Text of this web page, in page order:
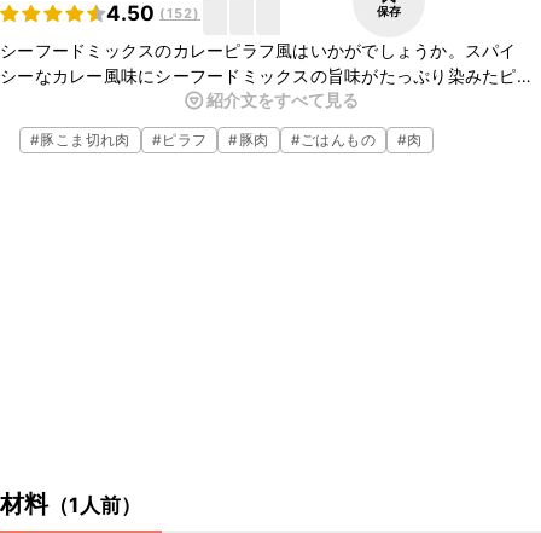
4.50 (152) 保存
シーフードミックスのカレーピラフ風はいかがでしょうか。スパイ
シーなカレー風味にシーフードミックスの旨味がたっぷり染みたピラ
フはとても美味しいですよ。具材がたくさん入っているのでこれだけ
でボリューム満点です。
紹介文をすべて見る
#豚こま切れ肉 #ピラフ #豚肉 #ごはんもの #肉
材料（1人前）